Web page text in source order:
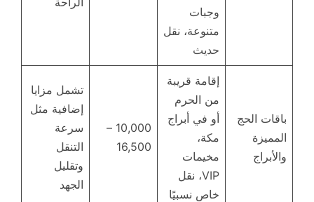
وجبات
متنوعة، نقل
حديث
باقات الحج
المميزة
والأبراج
إقامة قريبة
من الحرم
أو في أبراج
مكة،
مخيمات
VIP، نقل
خاص نسبيًا
10,000 –
16,500
تشمل مزايا
إضافية مثل
سرعة
التنقل
وتقليل
الجهد